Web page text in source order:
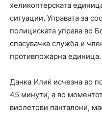
хеликоптерската
ситуации, Управата за
полициската управа во
спасувачка служба и
противпожарна единица.
Данка Илиќ исчезна во
45 минути, а во
виолетови панталони,